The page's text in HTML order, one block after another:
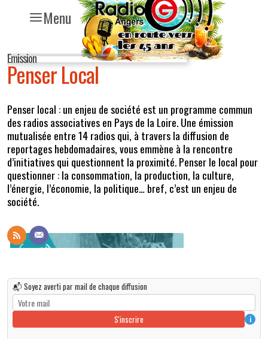
Menu
Emission
Penser Local
Penser local : un enjeu de société est un programme commun
des radios associatives en Pays de la Loire. Une émission
mutualisée entre 14 radios qui, à travers la diffusion de
reportages hebdomadaires, vous emmène à la rencontre
d’initiatives qui questionnent la proximité. Penser le local pour
questionner : la consommation, la production, la culture,
l’énergie, l’économie, la politique… bref, c’est un enjeu de
société.
📬 Soyez averti par mail de chaque diffusion
S'inscrire i